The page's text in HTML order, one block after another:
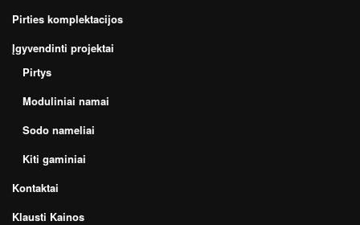
Pirties komplektacijos
Įgyvendinti projektai
Pirtys
Moduliniai namai
Sodo nameliai
Kiti gaminiai
Kontaktai
Klausti Kainos